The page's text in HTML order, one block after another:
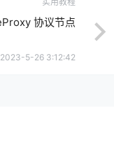
协议节点
2023-5-26 3:12:42